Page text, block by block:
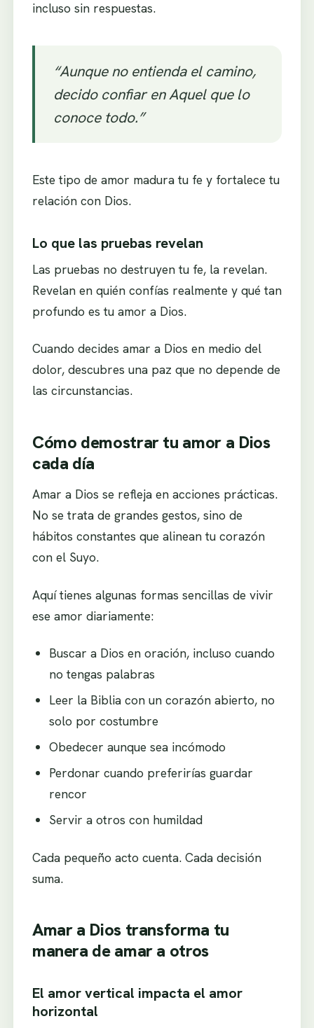
incluso sin respuestas.
“Aunque no entienda el camino,
decido confiar en Aquel que lo
conoce todo.”
Este tipo de amor madura tu fe y fortalece tu
relación con Dios.
Lo que las pruebas revelan
Las pruebas no destruyen tu fe, la revelan.
Revelan en quién confías realmente y qué tan
profundo es tu amor a Dios.
Cuando decides amar a Dios en medio del
dolor, descubres una paz que no depende de
las circunstancias.
Cómo demostrar tu amor a Dios
cada día
Amar a Dios se refleja en acciones prácticas.
No se trata de grandes gestos, sino de
hábitos constantes que alinean tu corazón
con el Suyo.
Aquí tienes algunas formas sencillas de vivir
ese amor diariamente:
Buscar a Dios en oración, incluso cuando
no tengas palabras
Leer la Biblia con un corazón abierto, no
solo por costumbre
Obedecer aunque sea incómodo
Perdonar cuando preferirías guardar
rencor
Servir a otros con humildad
Cada pequeño acto cuenta. Cada decisión
suma.
Amar a Dios transforma tu
manera de amar a otros
El amor vertical impacta el amor
horizontal